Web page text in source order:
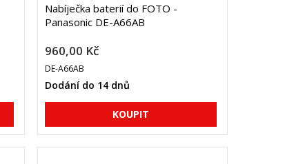
Nabíječka baterií do FOTO -
Panasonic DE-A66AB
960,00 Kč
DE-A66AB
Dodání do 14 dnů